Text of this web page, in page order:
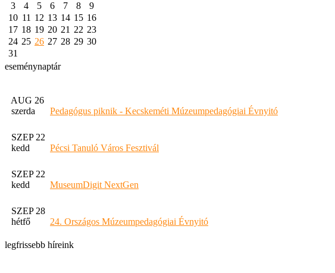
3
4 5 6 7 8
9
10 11 12 13 14 15 16
17 18 19 20 21 22 23
24 25 26 27 28 29 30
31
eseménynaptár
AUG 26
szerda
Pedagógus piknik - Kecskeméti Múzeumpedagógiai Évnyitó
SZEP 22
kedd
Pécsi Tanuló Város Fesztivál
SZEP 22
kedd
MuseumDigit NextGen
SZEP 28
hétfő
24. Országos Múzeumpedagógiai Évnyitó
legfrissebb híreink